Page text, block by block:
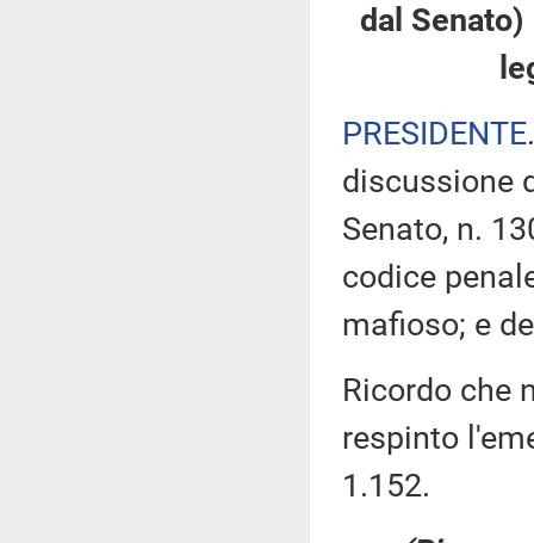
dal
PRESIDENTE
discussione
Senato, n.
codice
mafioso; e
Ricordo che
respinto
1.152.